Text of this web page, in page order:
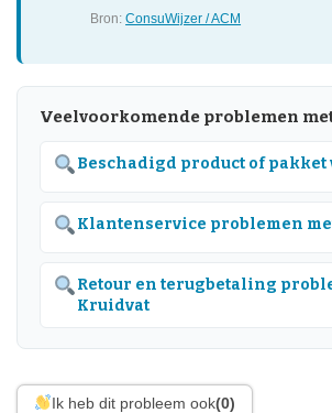
Bron:ConsuWijzer / ACM
Veelvoorkomende problemen
Beschadigd product of pakket
Klantenservice problemen
Retour en terugbetaling
Kruidvat
Ik heb dit probleem ook(0)